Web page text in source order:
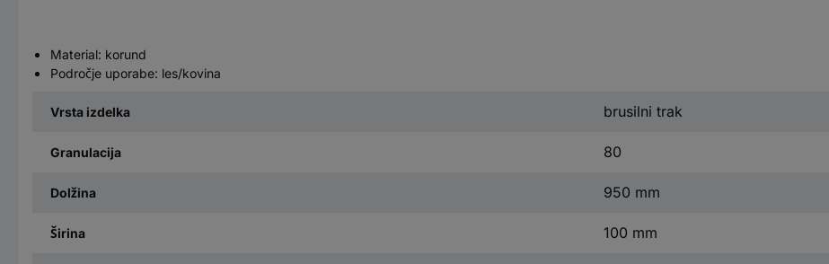
Material: korund
Področje uporabe: les/kovina
Vrsta izdelka brusilni trak
Granulacija 80
Dolžina 950 mm
Širina 100 mm